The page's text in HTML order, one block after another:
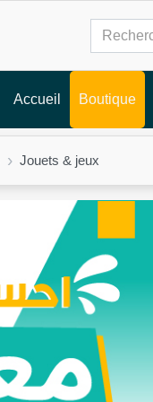
Accueil Boutique
Jouets & jeux